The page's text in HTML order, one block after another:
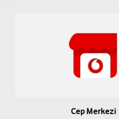
Cep Merkezi